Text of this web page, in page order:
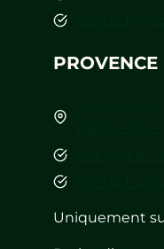
PROVENCE
Uniquement